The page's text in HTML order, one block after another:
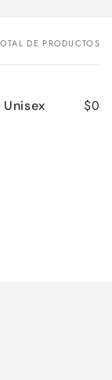
DE PRODUCTOS
Unisex $0